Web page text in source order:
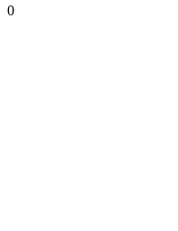
0